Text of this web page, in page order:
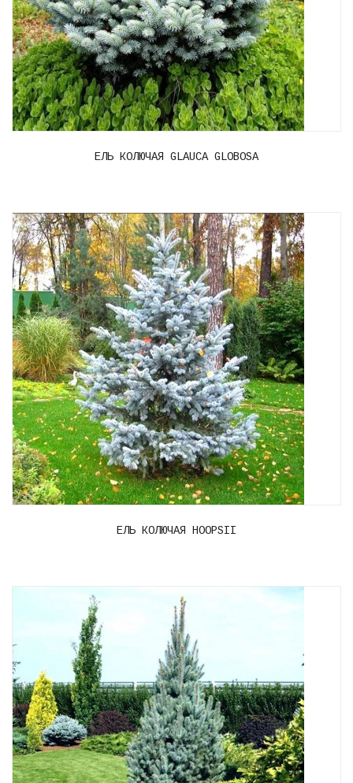
ЕЛЬ КОЛЮЧАЯ GLAUCA GLOBOSA
ЕЛЬ КОЛЮЧАЯ HOOPSII